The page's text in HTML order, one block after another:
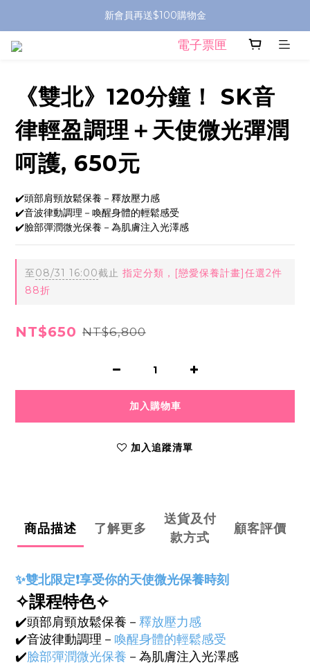
新會員再送$100購物金
電子票匣
《雙北》120分鐘！ SK音
律輕盈調理＋天使微光彈潤
呵護, 650元
✔️頭部肩頸放鬆保養－釋放壓力感
✔️音波律動調理－喚醒身體的輕鬆感受
✔️臉部彈潤微光保養－為肌膚注入光澤感
至08/31 16:00截止 指定分類，[戀愛保養計畫]任選2件
88折
NT$650 NT$6,800
加入購物車
加入追蹤清單
商品描述 了解更多
送貨及付
款方式
顧客評價
✨雙北限定❗️享受你的天使微光保養時刻
✧課程特色✧
✔️頭部肩頸放鬆保養－ 釋放壓力感
✔️音波律動調理－ 喚醒身體的輕鬆感受
✔️臉部彈潤微光保養 －為肌膚注入光澤感